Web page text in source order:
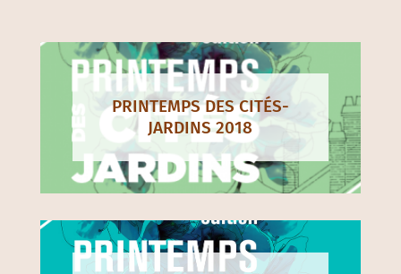
PRINTEMPS DES CITÉS-
JARDINS 2018